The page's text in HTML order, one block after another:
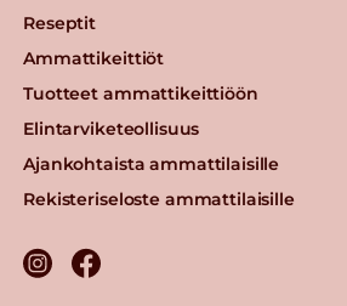
Reseptit
Ammattikeittiöt
Tuotteet ammattikeittiöön
Elintarviketeollisuus
Ajankohtaista ammattilaisille
Rekisteriseloste ammattilaisille